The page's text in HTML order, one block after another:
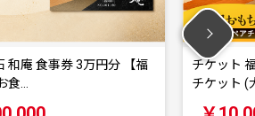
円分 【福
チケット 福岡おもちゃ美